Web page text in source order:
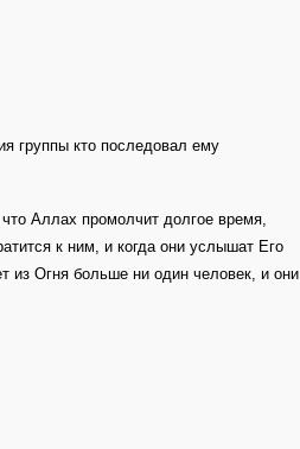
группы кто последовал ему
Аллах промолчит долгое время,
к ним, и когда они услышат Его
из Огня больше ни один человек, и они